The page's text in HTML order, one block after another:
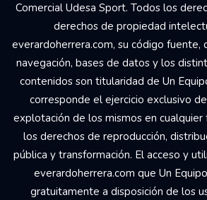
Comercial Udesa Sport. Todos los
derechos de propiedad
everardoherrera.com, su código fuente,
navegación, bases de datos y los
contenidos son titularidad de Un
corresponde el ejercicio exclusivo
explotación de los mismos en cualquier
los derechos de reproducción,
pública y transformación. El acceso y
everardoherrera.com que Un
gratuitamente a disposición de los